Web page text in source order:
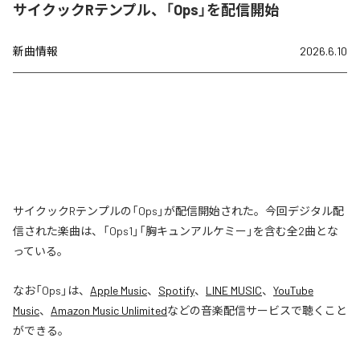
サイクックRテンプル、「Ops」を配信開始
新曲情報 2026.6.10
サイクックRテンプルの「Ops」が配信開始された。今回デジタル配
信された楽曲は、「Ops1」「胸キュンアルケミー」を含む全2曲とな
っている。
なお「Ops 」は、 Apple Music、 Spotify、 LINE MUSIC、 YouTube
Music、 Amazon Music Unlimitedなどの音楽配信サービスで聴くこと
ができる。